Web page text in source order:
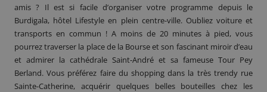
amis ? Il est si facile d’organiser votre programme depuis le
Burdigala, hôtel Lifestyle en plein centre-ville. Oubliez voiture et
transports en commun ! A moins de 20 minutes à pied, vous
pourrez traverser la place de la Bourse et son fascinant miroir d’eau
et admirer la cathédrale Saint-André et sa fameuse Tour Pey
Berland. Vous préférez faire du shopping dans la très trendy rue
Sainte-Catherine, acquérir quelques belles bouteilles chez les